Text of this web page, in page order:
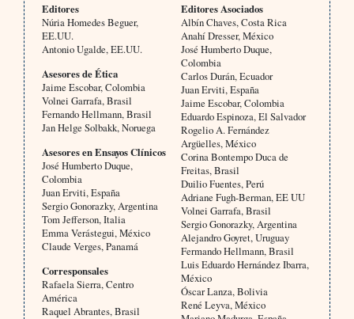
Editores
Núria Homedes Beguer,
EE.UU.
Antonio Ugalde, EE.UU.
Asesores de Ética
Jaime Escobar, Colombia
Volnei Garrafa, Brasil
Fernando Hellmann, Brasil
Jan Helge Solbakk, Noruega
Asesores en Ensayos Clínicos
José Humberto Duque,
Colombia
Juan Erviti, España
Sergio Gonorazky, Argentina
Tom Jefferson, Italia
Emma Verástegui, México
Claude Verges, Panamá
Corresponsales
Rafaela Sierra, Centro
América
Raquel Abrantes, Brasil
Editores Asociados
Albín Chaves, Costa Rica
Anahí Dresser, México
José Humberto Duque,
Colombia
Carlos Durán, Ecuador
Juan Erviti, España
Jaime Escobar, Colombia
Eduardo Espinoza, El Salvador
Rogelio A. Fernández
Argüelles, México
Corina Bontempo Duca de
Freitas, Brasil
Duilio Fuentes, Perú
Adriane Fugh-Berman, EE UU
Volnei Garrafa, Brasil
Sergio Gonorazky, Argentina
Alejandro Goyret, Uruguay
Fermando Hellmann, Brasil
Luis Eduardo Hernández Ibarra,
México
Óscar Lanza, Bolivia
René Leyva, México